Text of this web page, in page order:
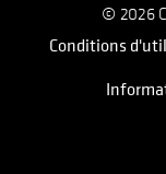
© 2026
Conditions